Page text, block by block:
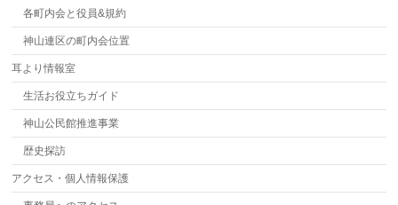
各町内会と役員&規約
神山連区の町内会位置
耳より情報室
生活お役立ちガイド
神山公民館推進事業
歴史探訪
アクセス・個人情報保護